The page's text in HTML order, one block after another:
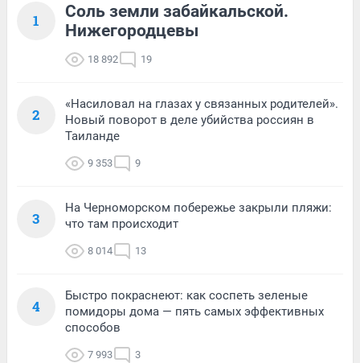
1
Соль земли забайкальской.
Нижегородцевы
18 892 19
2
«Насиловал на глазах у связанных родителей».
Новый поворот в деле убийства россиян в
Таиланде
9 353 9
3
На Черноморском побережье закрыли пляжи:
что там происходит
8 014 13
4
Быстро покраснеют: как соспеть зеленые
помидоры дома — пять самых эффективных
способов
7 993 3